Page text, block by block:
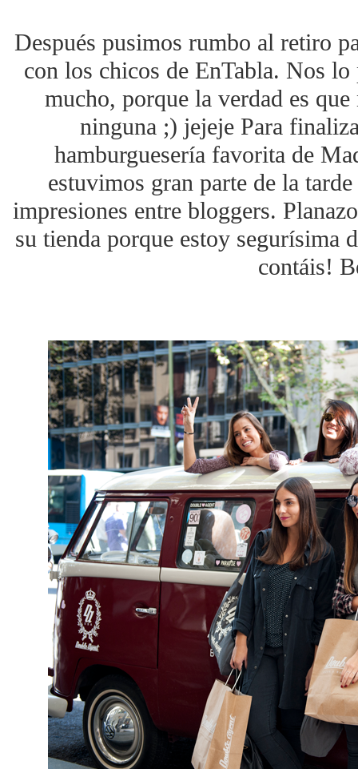
Después pusimos rumbo al retiro
con los chicos de EnTabla. Nos
mucho, porque la verdad es
ninguna ;) jejeje Para
hamburguesería favorita de
estuvimos gran parte de la
impresiones entre bloggers.
su tienda porque estoy segurísima
contáis!